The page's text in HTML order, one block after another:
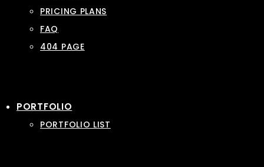
PRICING PLANS
FAQ
404 PAGE
PORTFOLIO
PORTFOLIO LIST